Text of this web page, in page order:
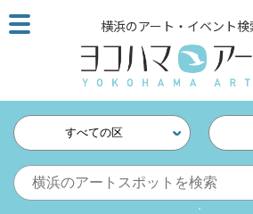
こ
の
ジ
そ
ま
横浜のアート・イベント検
すべての区